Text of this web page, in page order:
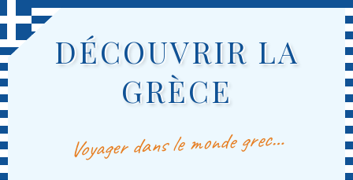
DÉCOUVRIR LA
GRÈCE
Voyager dans le monde grec…